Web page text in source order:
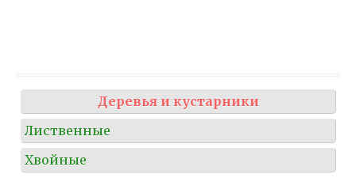
Деревья и кустарники
Лиственные
Хвойные